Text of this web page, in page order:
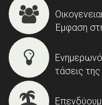
Έμφαση
τάσεις